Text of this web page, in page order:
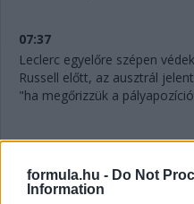
formula.hu - Do Not
Information
07:37
Leclerc egyelőre szépen
Russell előtt, az ausztrál
"ha megőrizzük a
07:36
"Mintha kormányszervó